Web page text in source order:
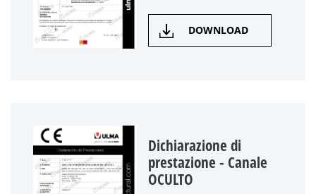
DOWNLOAD
Dichiarazione di
prestazione - Canale
OCULTO